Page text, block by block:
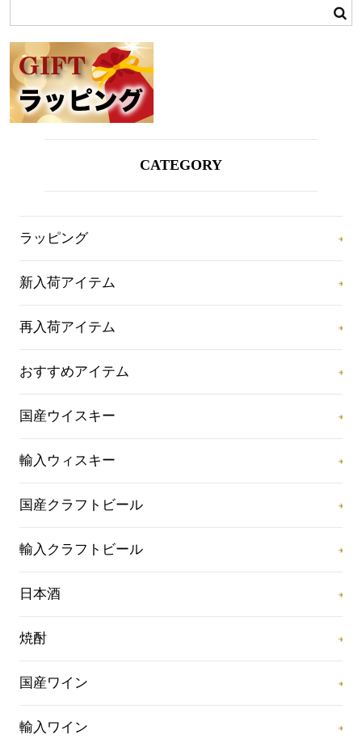
CATEGORY
ラッピング
新入荷アイテム
再入荷アイテム
おすすめアイテム
国産ウイスキー
輸入ウィスキー
国産クラフトビール
輸入クラフトビール
日本酒
焼酎
国産ワイン
輸入ワイン